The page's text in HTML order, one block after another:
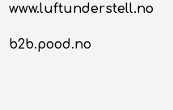
www.luftunderstell.no
b2b.pood.no